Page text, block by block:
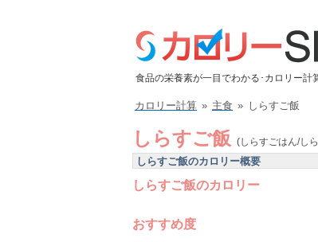
食品の栄養素が一目でわかる･カロリー計
カロリー計算 » 主食 » しらすご飯
しらすご飯 (しらすごはん/し
しらすご飯のカロリー概要
しらすご飯のカロリー
おすすめ度